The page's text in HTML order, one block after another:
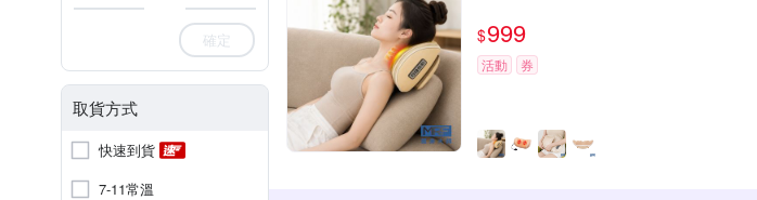
確定
取貨方式
快速到貨
7-11常溫
$999
活動 券